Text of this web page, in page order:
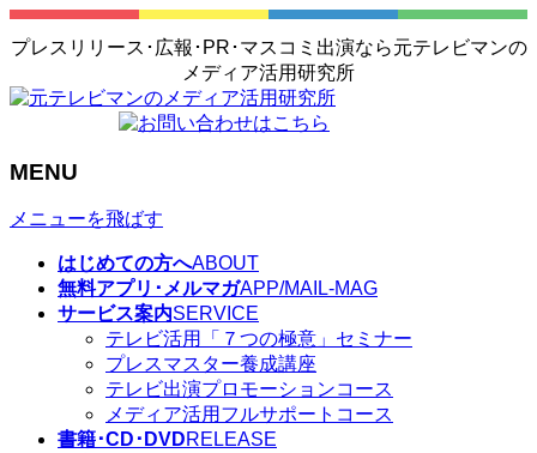
プレスリリース･広報･PR･マスコミ出演なら元テレビマンの
メディア活用研究所
MENU
メニューを飛ばす
はじめての方へABOUT
無料アプリ･メルマガAPP/MAIL-MAG
サービス案内SERVICE
テレビ活用「７つの極意」セミナー
プレスマスター養成講座
テレビ出演プロモーションコース
メディア活用フルサポートコース
書籍･CD･DVDRELEASE